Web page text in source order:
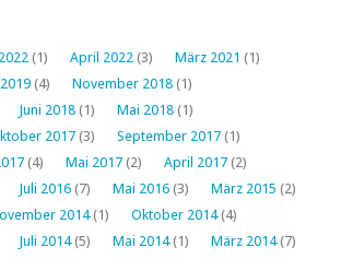
(1) April 2022 (3) März 2021 (1)
(4) November 2018 (1)
Juni 2018 (1) Mai 2018 (1)
2017 (3) September 2017 (1)
(4) Mai 2017 (2) April 2017 (2)
Juli 2016 (7) Mai 2016 (3) März 2015 (2)
2014(1) Oktober 2014(4)
Juli 2014(5) Mai 2014(1) März 2014(7)